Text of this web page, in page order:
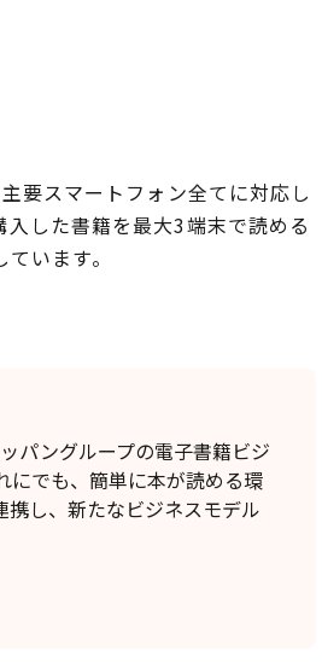
スマートフォン全てに対応し
した書籍を最大3端末で読める
います。
パングループの電子書籍ビジ
にでも、簡単に本が読める環
し、新たなビジネスモデル